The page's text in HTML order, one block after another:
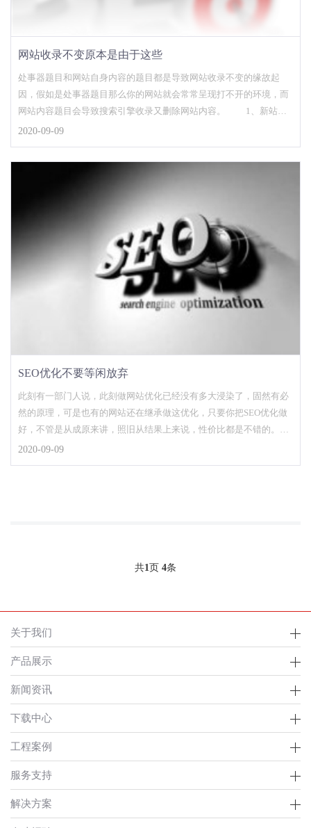
网站收录不变原本是由于这些
处事器题目和网站自身内容的题目都是导致网站收录不变的缘故起
因，假如是处事器题目那么你的网站就会常常呈现打不开的环境，而
网站内容题目会导致搜索引擎收录又删除网站内容。 1、新站收
录不不变 新的网...
2020-09-09
SEO优化不要等闲放弃
此刻有一部门人说，此刻做网站优化已经没有多大浸染了，固然有必
然的原理，可是也有的网站还在继承做这优化，只要你把SEO优化做
好，不管是从成原来讲，照旧从结果上来说，性价比都是不错的。以
杭州SEO发外链为...
2020-09-09
共1页 4条
关于我们
产品展示
新闻资讯
下载中心
工程案例
服务支持
解决方案